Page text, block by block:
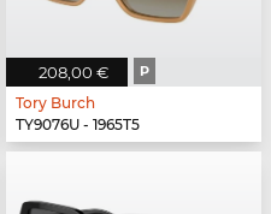
208,00 € P
Tory Burch
TY9076U - 1965T5